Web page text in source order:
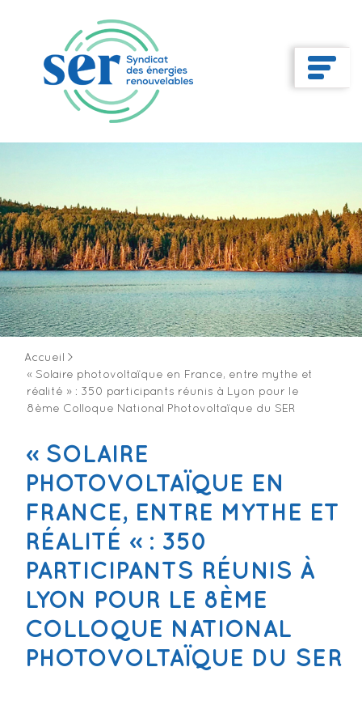
Accueil
>
« Solaire photovoltaïque en France, entre mythe et
réalité » : 350 participants réunis à Lyon pour le
8ème Colloque National Photovoltaïque du SER
« SOLAIRE
PHOTOVOLTAÏQUE EN
FRANCE, ENTRE MYTHE ET
RÉALITÉ » : 350
PARTICIPANTS RÉUNIS À
LYON POUR LE 8ÈME
COLLOQUE NATIONAL
PHOTOVOLTAÏQUE DU SER